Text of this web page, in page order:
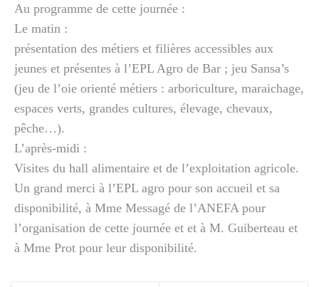
Au programme de cette journée :
Le matin :
présentation des métiers et filières accessibles aux
jeunes et présentes à l’EPL Agro de Bar ; jeu Sansa’s
(jeu de l’oie orienté métiers : arboriculture, maraichage,
espaces verts, grandes cultures, élevage, chevaux,
pêche…).
L’après-midi :
Visites du hall alimentaire et de l’exploitation agricole.
Un grand merci à l’EPL agro pour son accueil et sa
disponibilité, à Mme Messagé de l’ANEFA pour
l’organisation de cette journée et et à M. Guiberteau et
à Mme Prot pour leur disponibilité.